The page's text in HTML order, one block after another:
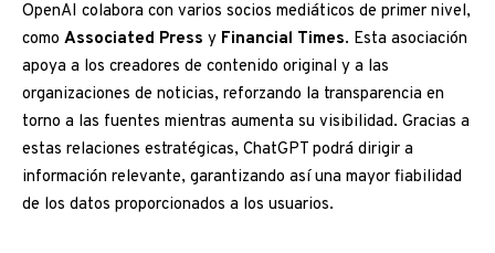
OpenAI colabora con varios socios mediáticos de primer nivel,
como Associated Press y Financial Times. Esta asociación
apoya a los creadores de contenido original y a las
organizaciones de noticias, reforzando la transparencia en
torno a las fuentes mientras aumenta su visibilidad. Gracias a
estas relaciones estratégicas, ChatGPT podrá dirigir a
información relevante, garantizando así una mayor fiabilidad
de los datos proporcionados a los usuarios.